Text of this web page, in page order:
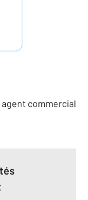
agent commercial